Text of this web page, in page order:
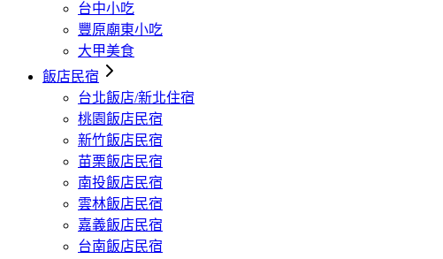
台中小吃
豐原廟東小吃
大甲美食
飯店民宿
台北飯店/新北住宿
桃園飯店民宿
新竹飯店民宿
苗栗飯店民宿
南投飯店民宿
雲林飯店民宿
嘉義飯店民宿
台南飯店民宿